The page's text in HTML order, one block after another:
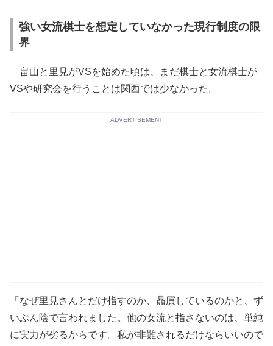
強い女流棋士を想定していなかった現行制度の限
界
畠山と里見がVSを始めた頃は、まだ棋士と女流棋士が
VSや研究会を行うことは関西では少なかった。
ADVERTISEMENT
「なぜ里見さんとだけ指すのか、贔屓しているのかと、ず
いぶん陰で言われました。他の女流と指さないのは、単純
に実力が劣るからです。私が非難されるだけならいいので